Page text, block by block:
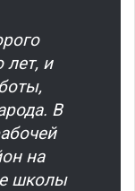
лет, и
В
на
школы